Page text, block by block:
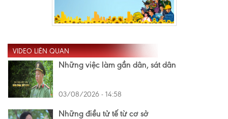
VIDEO LIÊN QUAN
Những việc làm gần dân, sát dân
03/08/2026 - 14:58
Những điều tử tế từ cơ sở